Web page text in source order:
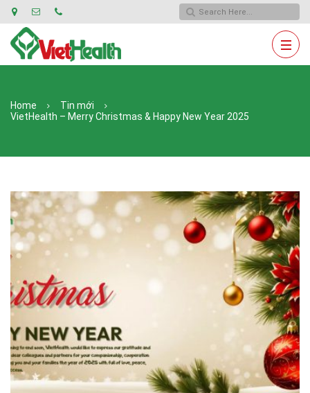
Home
Tin mới
VietHealth – Merry Christmas & Happy New Year 2025